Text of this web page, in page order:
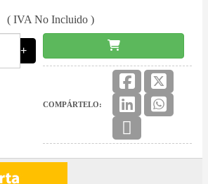
( IVA No Incluido )
+
COMPÁRTELO: